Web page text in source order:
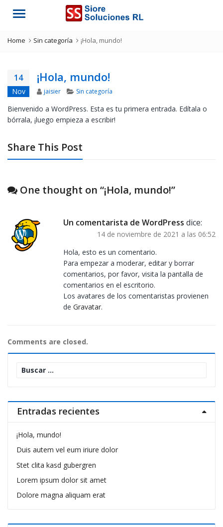
Menu
Home Sin categoría ¡Hola, mundo!
14
Nov
¡Hola, mundo!
Author
jaisier Categories
Sin categoría
Bienvenido a WordPress. Esta es tu primera entrada. Edítala o
bórrala, ¡luego empieza a escribir!
Share This Post
One thought on “¡Hola, mundo!”
Un comentarista de WordPress dice:
14 de noviembre de 2021 a las 06:52
Hola, esto es un comentario.
Para empezar a moderar, editar y borrar
comentarios, por favor, visita la pantalla de
comentarios en el escritorio.
Los avatares de los comentaristas provienen
de Gravatar.
Comments are closed.
Buscar:
Entradas recientes
¡Hola, mundo!
Duis autem vel eum iriure dolor
Stet clita kasd gubergren
Lorem ipsum dolor sit amet
Dolore magna aliquam erat